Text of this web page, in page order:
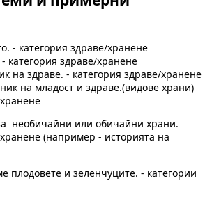
- категория здраве/хранене
категория здраве/хранене
на здраве. - категория здраве/хранене
на младост и здраве.(видове храни)
необичайни или обичайни храни.
(например - историята на
плодовете и зеленчуците. - категории